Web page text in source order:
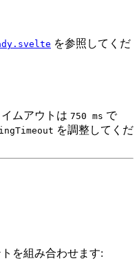
を参照してくだ
ムアウトは 750 ms で
を調整してくだ
を組み合わせます: